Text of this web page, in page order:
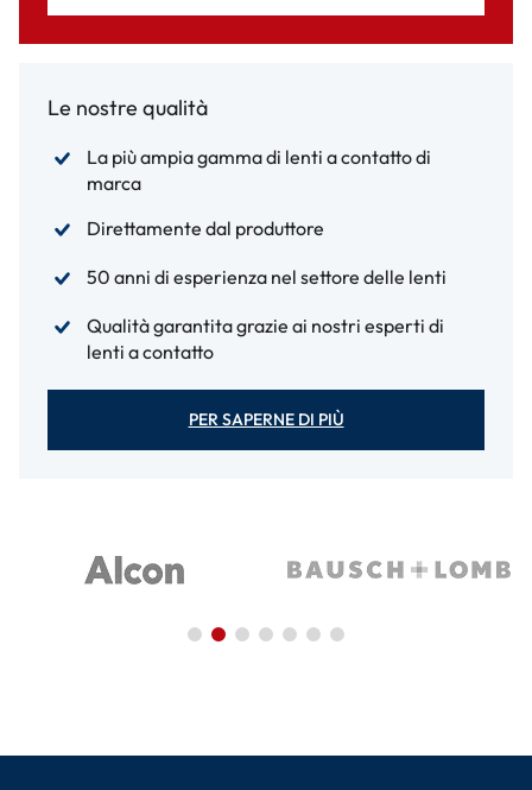
Le nostre qualità
La più ampia gamma di lenti a contatto di
marca
Direttamente dal produttore
50 anni di esperienza nel settore delle lenti
Qualità garantita grazie ai nostri esperti di
lenti a contatto
PER SAPERNE DI PIÙ